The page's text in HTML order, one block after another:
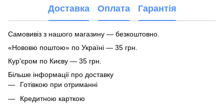
Доставка Оплата Гарантія
Самовивіз з нашого магазину — безкоштовно.
«Нововю поштою» по Україні — 35 грн.
Кур'єром по Києву — 35 грн.
Більше інформації про доставку
Готівкою при отриманні
Кредитною карткою